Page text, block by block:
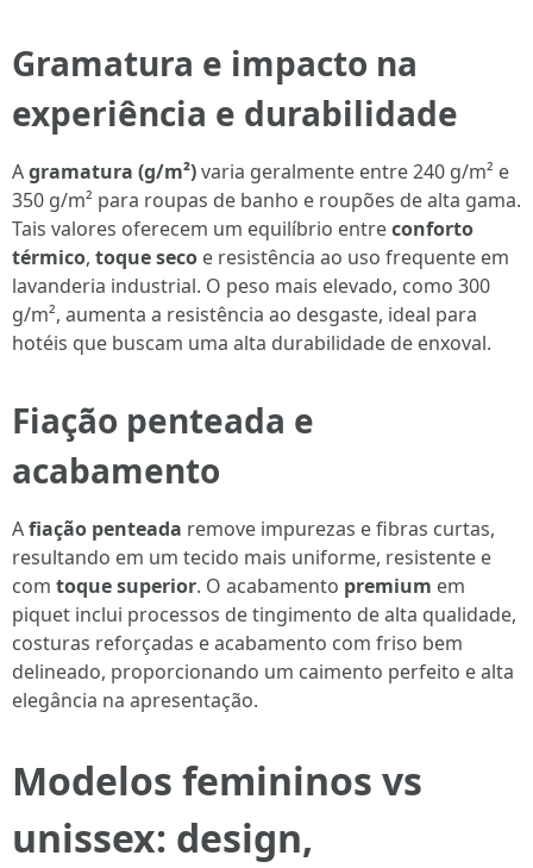
Gramatura e impacto na
experiência e durabilidade
Agramatura (g/m²)varia geralmente entre 240 g/m² e
350 g/m² para roupas de banho e roupões de alta gama.
Tais valores oferecem um equilíbrio entreconforto
térmico, toque seco e resistência ao uso frequente em
lavanderia industrial. O peso mais elevado, como 300
g/m², aumenta a resistência ao desgaste, ideal para
hotéis que buscam uma alta durabilidade de enxoval.
Fiação penteada e
acabamento
Afiação penteada remove impurezas e fibras curtas,
resultando em um tecido mais uniforme, resistente e
com toque superior. O acabamento premium em
piquet inclui processos de tingimento de alta qualidade,
costuras reforçadas e acabamento com friso bem
delineado, proporcionando um caimento perfeito e alta
elegância na apresentação.
Modelos femininos vs
unissex: design,